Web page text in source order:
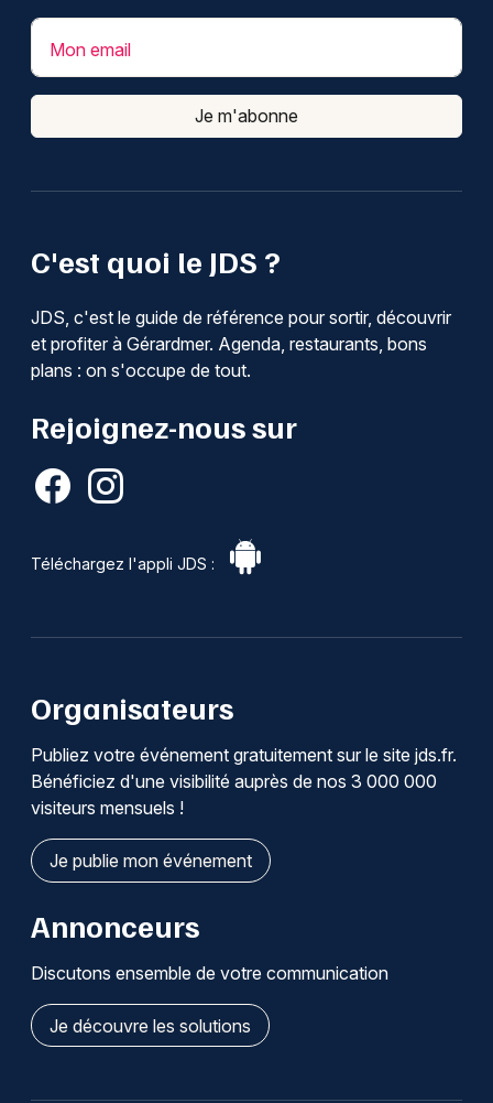
C'est quoi le JDS ?
JDS, c'est le guide de référence pour sortir, découvrir
et profiter à Gérardmer. Agenda, restaurants, bons
plans : on s'occupe de tout.
Rejoignez-nous sur
Téléchargez l'appli JDS :
Mon email
Je m'abonne
Organisateurs
Publiez votre événement gratuitement sur le site jds.fr.
Bénéficiez d'une visibilité auprès de nos 3 000 000
visiteurs mensuels !
Je publie mon événement
Annonceurs
Discutons ensemble de votre communication
Je découvre les solutions